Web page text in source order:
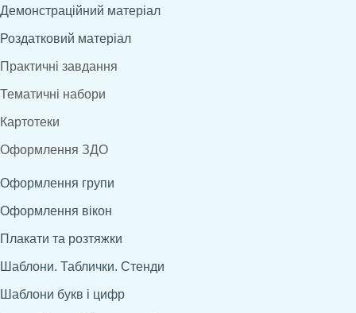
Демонстраційний матеріал
Роздатковий матеріал
Практичні завдання
Тематичні набори
Картотеки
Оформлення ЗДО
Оформлення групи
Оформлення вікон
Плакати та розтяжки
Шаблони. Таблички. Стенди
Шаблони букв і цифр